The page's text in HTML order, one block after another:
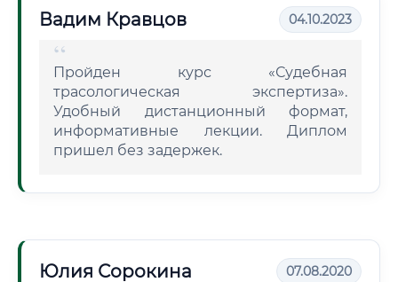
Вадим Кравцов 04.10.2023
Пройден курс «Судебная
трасологическая экспертиза».
Удобный дистанционный формат,
информативные лекции. Диплом
пришел без задержек.
Юлия Сорокина 07.08.2020